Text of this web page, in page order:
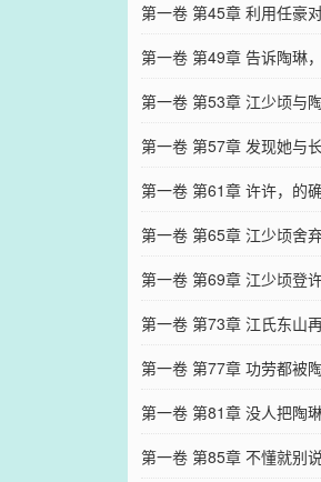
第一卷 第45章 利用任豪
第一卷 第49章 告诉陶琳
的
第一卷 第53章 江少顷与
第一卷 第57章 发现她与
第一卷 第61章 许许，的
人。
第一卷 第65章 江少顷舍
第一卷 第69章 江少顷登
第一卷 第73章 江氏东山再
第一卷 第77章 功劳都被
第一卷 第81章 没人把陶
第一卷 第85章 不懂就别